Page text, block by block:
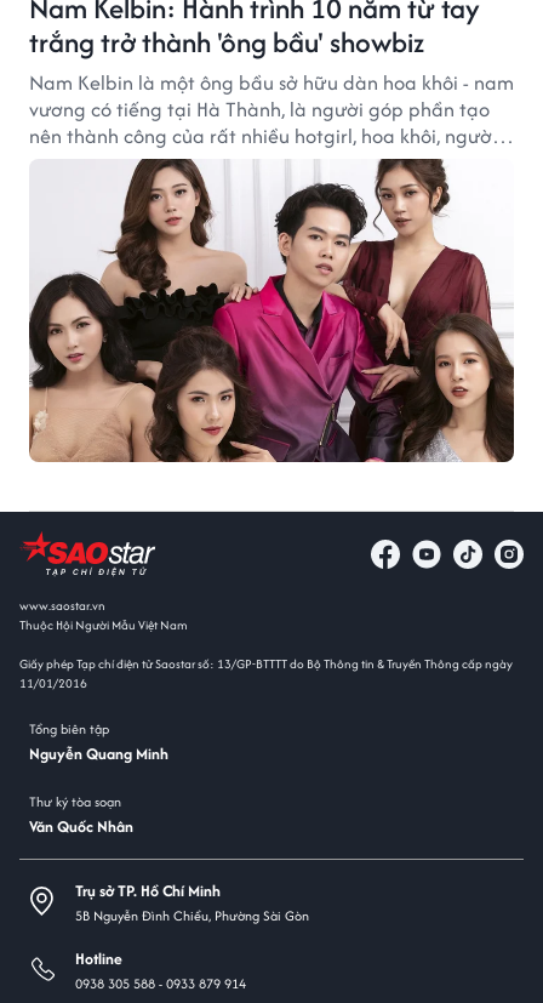
trắng trở thành 'ông bầu' showbiz
Nam Kelbin là một ông bầu sở hữu dàn hoa khôi - nam
vương có tiếng tại Hà Thành, là người góp phần tạo
nên thành công của rất nhiều hotgirl, hoa khôi, người
mẫu.
www.saostar.vn
Thuộc Hội Người Mẫu Việt Nam
Giấy phép Tạp chí điện tử Saostar số: 13/GP-BTTTT do Bộ Thông tin & Truyền Thông cấp ngày
11/01/2016
Tổng biên tập
Nguyễn Quang Minh
Thư ký tòa soạn
Văn Quốc Nhân
Trụ sở TP. Hồ Chí Minh
5B Nguyễn Đình Chiểu, Phường Sài Gòn
Hotline
0938 305 588 -0933 879 914